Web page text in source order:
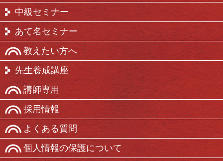
中級セミナー
あて名セミナー
教えたい方へ
先生養成講座
講師専用
採用情報
よくある質問
個人情報の保護について